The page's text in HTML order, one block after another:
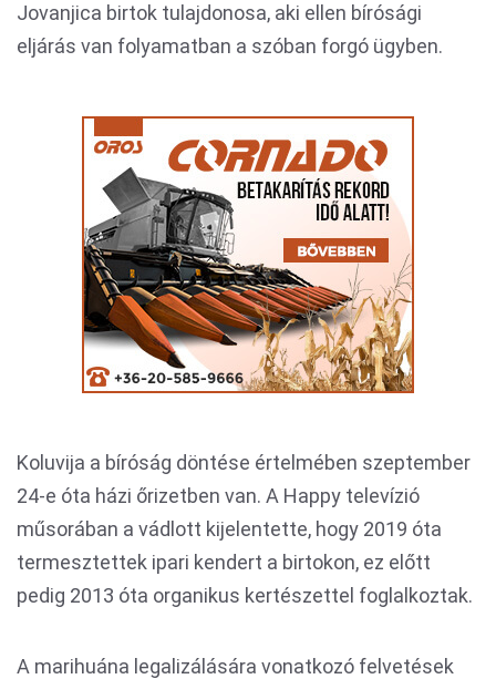
Jovanjica birtok tulajdonosa, aki ellen bírósági
eljárás van folyamatban a szóban forgó ügyben.
Koluvija a bíróság döntése értelmében szeptember
24-e óta házi őrizetben van. A Happy televízió
műsorában a vádlott kijelentette, hogy 2019 óta
termesztettek ipari kendert a birtokon, ez előtt
pedig 2013 óta organikus kertészettel foglalkoztak.
A marihuána legalizálására vonatkozó felvetések